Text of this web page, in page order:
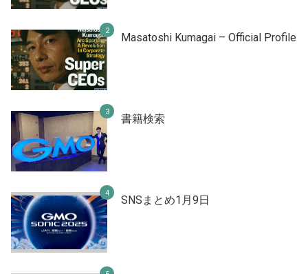
Masatoshi Kumagai – Official Profile
書籍検索
SNSまとめ1月9日